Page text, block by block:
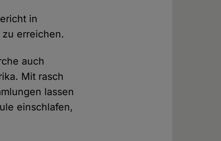
in
erreichen.
auch
Mit rasch
lassen
einschlafen,